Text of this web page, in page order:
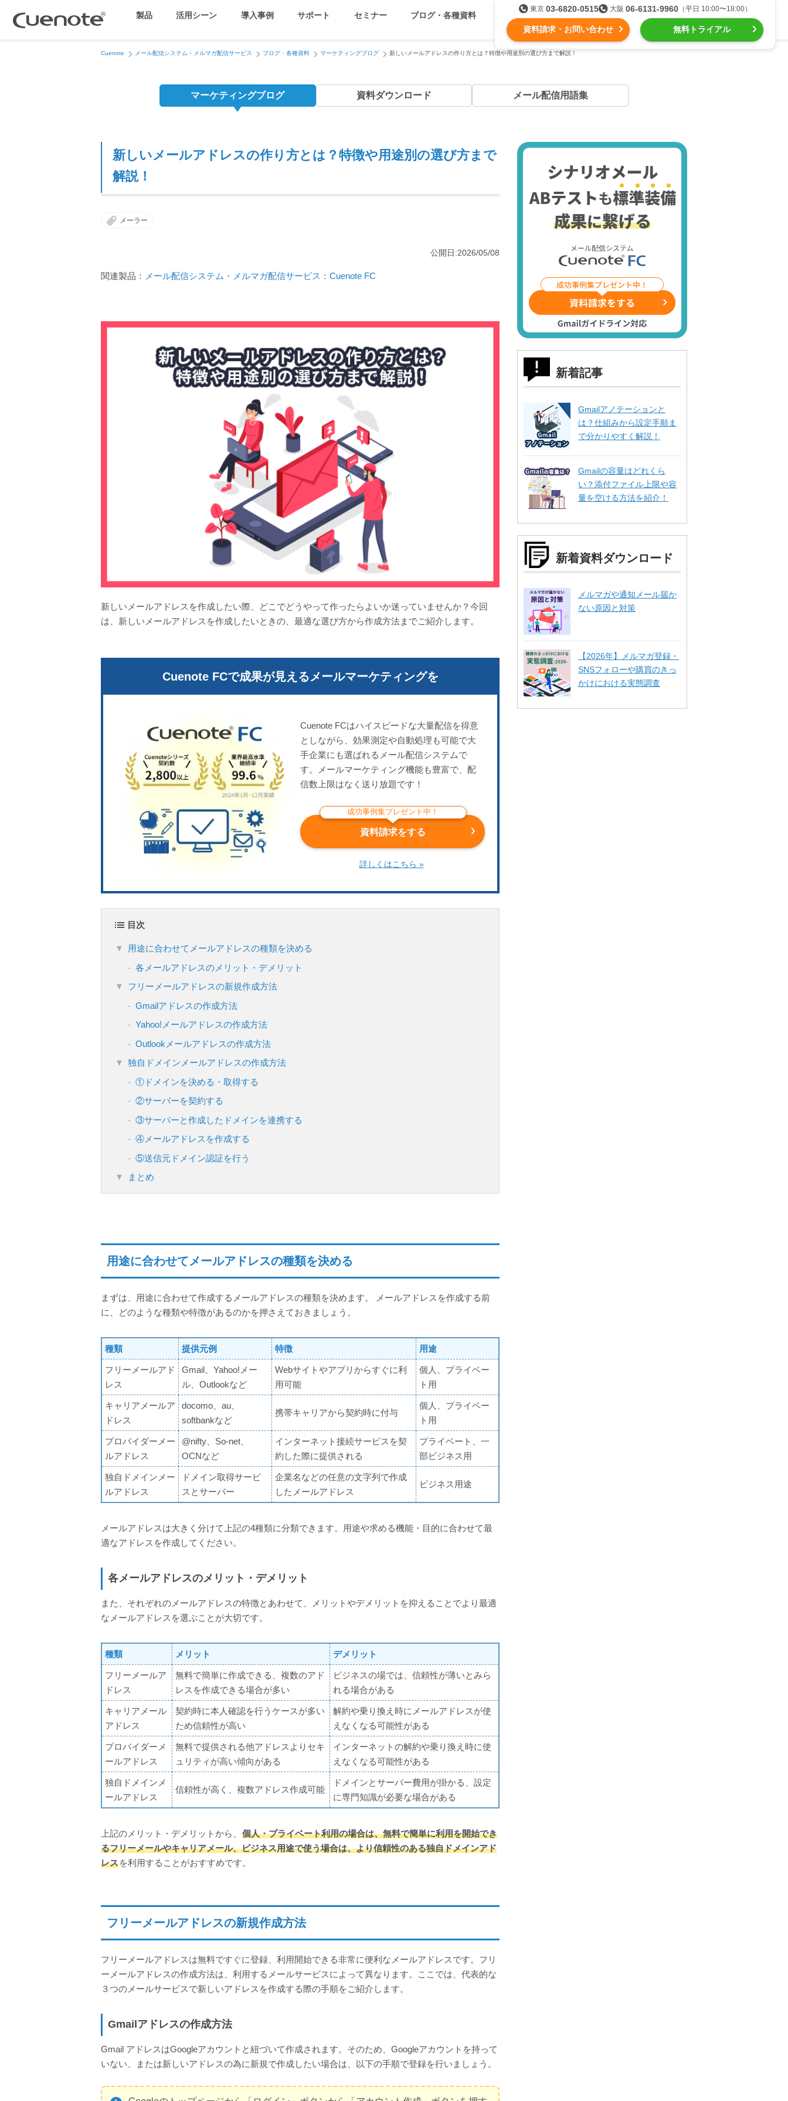
製品
メール配信システム メールリレーサーバー kintone（キントーン）メール配信
SMS配信サービス 認証サービス
SNSプロモーション支援事業
（当社グループ企業）
活用シーン 導入事例 サポート セミナー ブログ・各種資料
資料請求・お問い合わせ 無料トライアル
東京 03-6820-0515 大阪 06-6131-9960（平日 10:00〜18:00）
Cuenote メール配信システム・メルマガ配信サービス ブログ・各種資料 マーケティングブログ 新しいメールアドレスの作り方とは？特徴や用途別の選び方まで解説！
マーケティングブログ 資料ダウンロード メール配信用語集
新しいメールアドレスの作り方とは？特徴や用途別の選び方まで
解説！
メーラー
公開日:2026/05/08
関連製品： メール配信システム・メルマガ配信サービス：Cuenote FC
新しいメールアドレスを作成したい際、どこでどうやって作ったらよいか迷っていませんか？今回
は、新しいメールアドレスを作成したいときの、最適な選び方から作成方法までご紹介します。
Cuenote FCで成果が見えるメールマーケティングを
Cuenote FCはハイスピードな大量配信を得意
としながら、効果測定や自動処理も可能で大
手企業にも選ばれるメール配信システムで
す。メールマーケティング機能も豊富で、配
信数上限はなく送り放題です！
成功事例集プレゼント中！
資料請求をする
詳しくはこちら »
目次
用途に合わせてメールアドレスの種類を決める
各メールアドレスのメリット・デメリット
フリーメールアドレスの新規作成方法
Gmailアドレスの作成方法
Yahoo!メールアドレスの作成方法
Outlookメールアドレスの作成方法
独自ドメインメールアドレスの作成方法
①ドメインを決める・取得する
②サーバーを契約する
③サーバーと作成したドメインを連携する
④メールアドレスを作成する
⑤送信元ドメイン認証を行う
まとめ
用途に合わせてメールアドレスの種類を決める
まずは、用途に合わせて作成するメールアドレスの種類を決めます。 メールアドレスを作成する前
に、どのような種類や特徴があるのかを押さえておきましょう。
種類 提供元例 特徴 用途
フリーメールアド
レス
Gmail、Yahoo!メー
ル、Outlookなど
Webサイトやアプリからすぐに利
用可能
個人、プライベー
ト用
キャリアメールア
ドレス
docomo、au、
softbankなど
携帯キャリアから契約時に付与
個人、プライベー
ト用
プロバイダーメー
ルアドレス
@nifty、So-net、
OCNなど
インターネット接続サービスを契
約した際に提供される
プライベート、一
部ビジネス用
独自ドメインメー
ルアドレス
ドメイン取得サービ
スとサーバー
企業名などの任意の文字列で作成
したメールアドレス
ビジネス用途
メールアドレスは大きく分けて上記の4種類に分類できます。用途や求める機能・目的に合わせて最
適なアドレスを作成してください。
各メールアドレスのメリット・デメリット
また、それぞれのメールアドレスの特徴とあわせて、メリットやデメリットを抑えることでより最適
なメールアドレスを選ぶことが大切です。
種類 メリット デメリット
フリーメールア
ドレス
無料で簡単に作成できる、複数のアド
レスを作成できる場合が多い
ビジネスの場では、信頼性が薄いとみら
れる場合がある
キャリアメール
アドレス
契約時に本人確認を行うケースが多い
ため信頼性が高い
解約や乗り換え時にメールアドレスが使
えなくなる可能性がある
プロバイダーメ
ールアドレス
無料で提供される他アドレスよりセキ
ュリティが高い傾向がある
インターネットの解約や乗り換え時に使
えなくなる可能性がある
独自ドメインメ
ールアドレス
信頼性が高く、複数アドレス作成可能
ドメインとサーバー費用が掛かる、設定
に専門知識が必要な場合がある
上記のメリット・デメリットから、 個人・プライベート利用の場合は、無料で簡単に利用を開始でき
るフリーメールやキャリアメール、ビジネス用途で使う場合は、より信頼性のある独自ドメインアド
レスを利用することがおすすめです。
フリーメールアドレスの新規作成方法
フリーメールアドレスは無料ですぐに登録、利用開始できる非常に便利なメールアドレスです。フリ
ーメールアドレスの作成方法は、利用するメールサービスによって異なります。ここでは、代表的な
３つのメールサービスで新しいアドレスを作成する際の手順をご紹介します。
Gmailアドレスの作成方法
Gmail アドレスはGoogleアカウントと紐づいて作成されます。そのため、Googleアカウントを持って
いない、または新しいアドレスの為に新規で作成したい場合は、以下の手順で登録を行いましょう。
新着記事
Gmailアノテーションと
は？仕組みから設定手順ま
で分かりやすく解説！
Gmailの容量はどれくら
い？添付ファイル上限や容
量を空ける方法を紹介！
新着資料ダウンロード
メルマガや通知メール届か
ない原因と対策
【2026年】メルマガ登録・
SNSフォローや購買のきっ
かけにおける実態調査